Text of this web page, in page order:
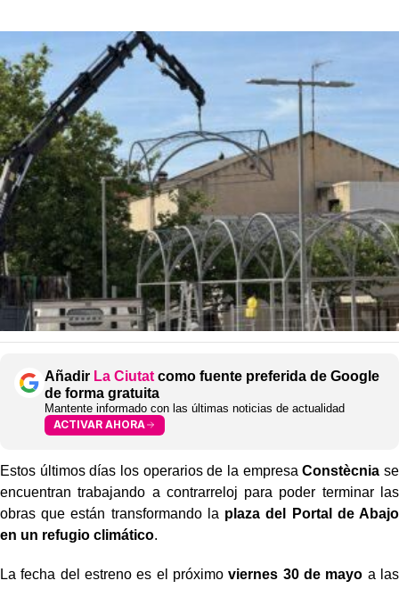
Añadir La Ciutat como fuente preferida de Google
de forma gratuita
Mantente informado con las últimas noticias de actualidad
ACTIVAR AHORA
Estos últimos días los operarios de la empresaConstècnia se
encuentran trabajando a contrarreloj para poder terminar las
obras que están transformando la plaza del Portal de Abajo
en un refugio climático.
La fecha del estreno es el próximoviernes 30 de mayo a las